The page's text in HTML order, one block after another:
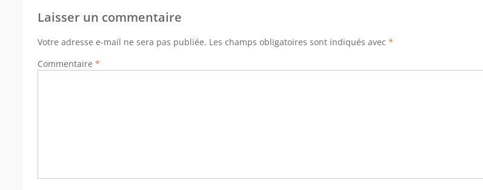
Laisser un commentaire
Votre adresse e-mail ne sera pas publiée. Les champs obligatoires sont indiqués avec *
Commentaire *